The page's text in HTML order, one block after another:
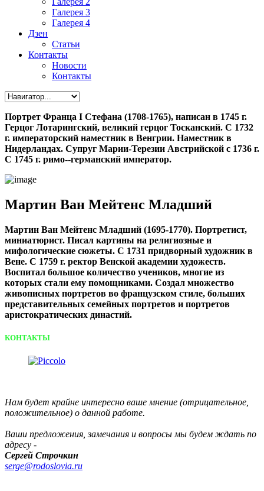
Галерея 3
Галерея 4
Дзен
Статьи
Контакты
Новости
Контакты
Портрет Франца I Стефана (1708-1765), написан в 1745 г.
Герцог Лотарингский, великий герцог Тосканский. С 1732
г. императорский наместник в Венгрии. Наместник в
Нидерландах. Супруг Марии-Терезии Австрийской с 1736 г.
С 1745 г. римо--германский император.
Мартин Ван Мейтенс Младший
Мартин Ван Мейтенс Младший (1695-1770). Портретист,
миниатюрист. Писал картины на религиозные и
мифологические сюжеты. С 1731 придворный художник в
Вене. С 1759 г. ректор Венской академии художеств.
Воспитал большое количество учеников, многие из
которых стали ему помощниками. Создал множество
живописных портретов во французском стиле, больших
представительных семейных портретов и портретов
аристократических династий.
КОНТАКТЫ
Нам будет крайне интересно ваше мнение (отрицательное,
положительное) о данной работе.
Ваши предложения, замечания и вопросы мы будем ждать по
адресу -
Сергей Строчкин
serge@rodoslovia.ru